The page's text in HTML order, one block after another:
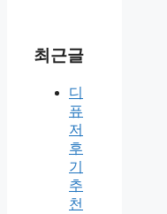
최근글
디
퓨
저
후
기
추
천